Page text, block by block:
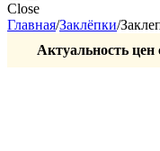
Close
Главная/Заклёпки/
Актуальность цен